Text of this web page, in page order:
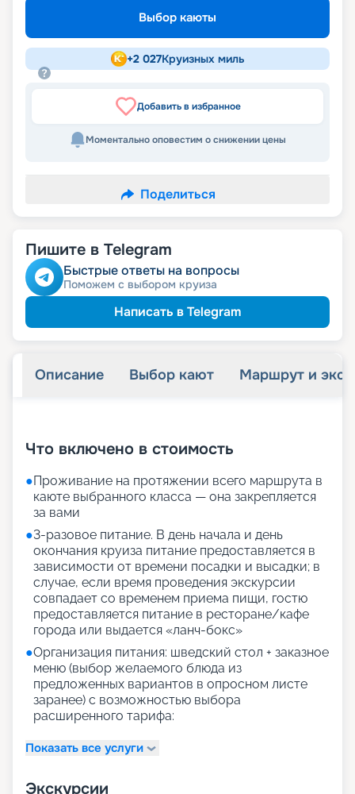
Выбор каюты
+2 027Круизных миль
Добавить в избранное
Моментально оповестим о снижении цены
Поделиться
Пишите в Telegram
Быстрые ответы на вопросы
Поможем с выбором круиза
Написать в Telegram
Описание Выбор кают Маршрут и
Что включено в стоимость
●Проживание на протяжении всего маршрута в
каюте выбранного класса — она закрепляется
за вами
●3-разовое питание. В день начала и день
окончания круиза питание предоставляется в
зависимости от времени посадки и высадки; в
случае, если время проведения экскурсии
совпадает со временем приема пищи, гостю
предоставляется питание в ресторане/кафе
города или выдается «ланч-бокс»
●Организация питания: шведский стол + заказное
меню (выбор желаемого блюда из
предложенных вариантов в опросном листе
заранее) с возможностью выбора
расширенного тарифа:
Показать все услуги
Экскурсии